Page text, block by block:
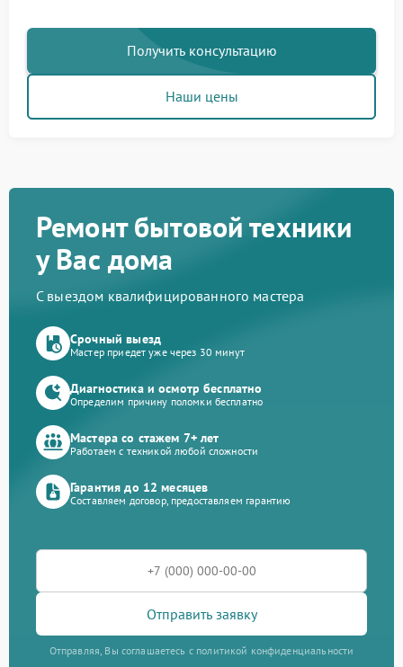
Получить консультацию
Наши цены
Ремонт бытовой техники
у Вас дома
С выездом квалифицированного мастера
Срочный выезд
Мастер приедет уже через 30 минут
Диагностика и осмотр бесплатно
Определим причину поломки бесплатно
Мастера со стажем 7+ лет
Работаем с техникой любой сложности
Гарантия до 12 месяцев
Составляем договор, предоставляем гарантию
Отправить заявку
Отправляя, Вы соглашаетесь с политикой конфиденциальности